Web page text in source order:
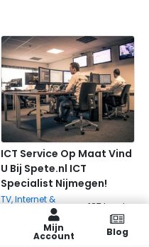
ICT Service Op Maat Vind
U Bij Spete.nl ICT
Specialist Nijmegen!
TV, Internet &
Mobiele Telefonie
187 keer bekeken
Vorige
Mijn
Account Blog